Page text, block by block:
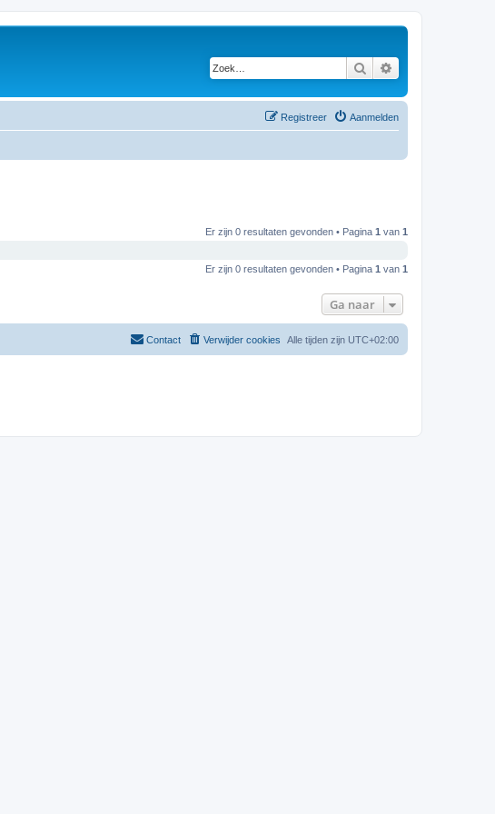
Zoek
Aanmelden
Registreer
Er zijn 0 resultaten gevonden • Pagina 1 van 1
Er zijn 0 resultaten gevonden • Pagina 1 van 1
Ga naar
Alle tijden zijn UTC+02:00
Verwijder cookies
Contact